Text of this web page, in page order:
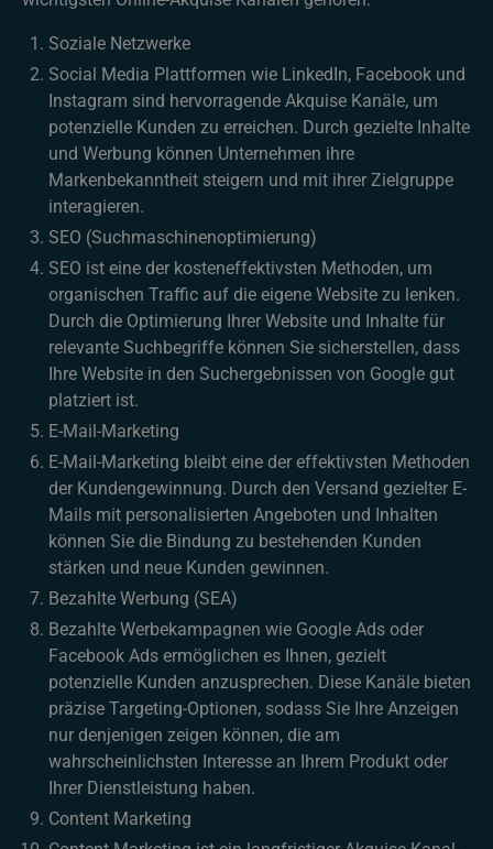
Soziale Netzwerke
Social Media Plattformen wie LinkedIn, Facebook und
Instagram sind hervorragende Akquise Kanäle, um
potenzielle Kunden zu erreichen. Durch gezielte Inhalte
und Werbung können Unternehmen ihre
Markenbekanntheit steigern und mit ihrer Zielgruppe
interagieren.
SEO (Suchmaschinenoptimierung)
SEO ist eine der kosteneffektivsten Methoden, um
organischen Traffic auf die eigene Website zu lenken.
Durch die Optimierung Ihrer Website und Inhalte für
relevante Suchbegriffe können Sie sicherstellen, dass
Ihre Website in den Suchergebnissen von Google gut
platziert ist.
E-Mail-Marketing
E-Mail-Marketing bleibt eine der effektivsten Methoden
der Kundengewinnung. Durch den Versand gezielter E-
Mails mit personalisierten Angeboten und Inhalten
können Sie die Bindung zu bestehenden Kunden
stärken und neue Kunden gewinnen.
Bezahlte Werbung (SEA)
Bezahlte Werbekampagnen wie Google Ads oder
Facebook Ads ermöglichen es Ihnen, gezielt
potenzielle Kunden anzusprechen. Diese Kanäle bieten
präzise Targeting-Optionen, sodass Sie Ihre Anzeigen
nur denjenigen zeigen können, die am
wahrscheinlichsten Interesse an Ihrem Produkt oder
Ihrer Dienstleistung haben.
Content Marketing